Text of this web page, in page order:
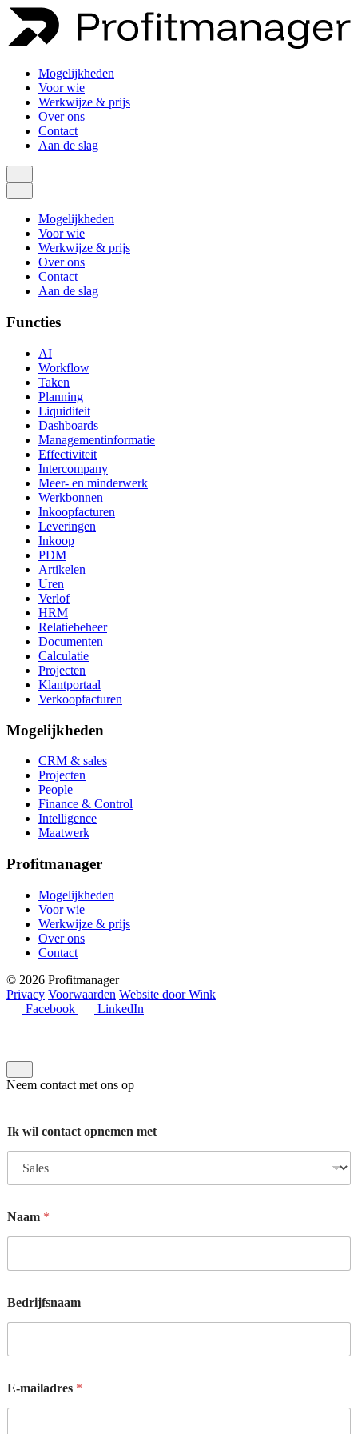
Mogelijkheden
Voor wie
Werkwijze & prijs
Over ons
Contact
Aan de slag
Mogelijkheden
Voor wie
Werkwijze & prijs
Over ons
Contact
Aan de slag
Functies
AI
Workflow
Taken
Planning
Liquiditeit
Dashboards
Managementinformatie
Effectiviteit
Intercompany
Meer- en minderwerk
Werkbonnen
Inkoopfacturen
Leveringen
Inkoop
PDM
Artikelen
Uren
Verlof
HRM
Relatiebeheer
Documenten
Calculatie
Projecten
Klantportaal
Verkoopfacturen
Mogelijkheden
CRM & sales
Projecten
People
Finance & Control
Intelligence
Maatwerk
Profitmanager
Mogelijkheden
Voor wie
Werkwijze & prijs
Over ons
Contact
© 2026 Profitmanager
Privacy Voorwaarden Website door Wink
Facebook
LinkedIn
Neem contact met ons op
Ik wil contact opnemen met
Naam *
Bedrijfsnaam
-
m
E-mailadres *